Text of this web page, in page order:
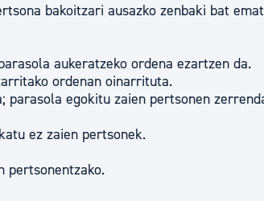
bakoitzari ausazko zenbaki bat
aukeratzeko ordena ezartzen da.
ordenan oinarrituta.
parasola egokitu zaien pertsonen
ez zaien pertsonek.
pertsonentzako.